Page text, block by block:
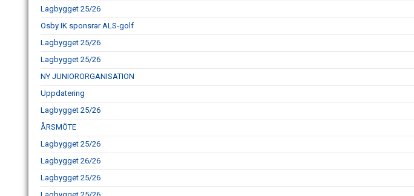
Lagbygget 25/26
Osby IK sponsrar ALS-golf
Lagbygget 25/26
Lagbygget 25/26
NY JUNIORORGANISATION
Uppdatering
Lagbygget 25/26
ÅRSMÖTE
Lagbygget 25/26
Lagbygget 26/26
Lagbygget 25/26